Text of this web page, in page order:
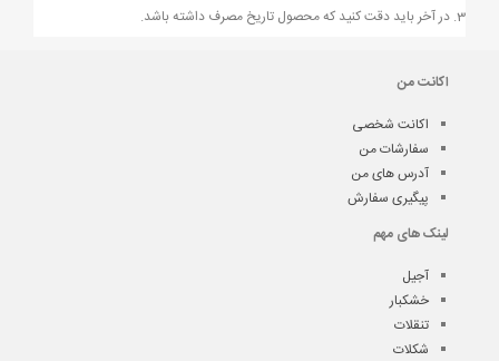
3. در آخر باید دقت کنید که محصول تاریخ مصرف داشته باشد.
اکانت من
اکانت شخصی
سفارشات من
آدرس های من
پیگیری سفارش
لینک های مهم
آجیل
خشکبار
تنقلات
شکلات